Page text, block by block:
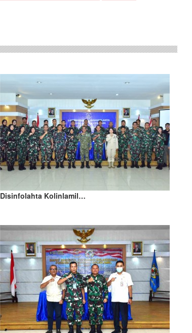
Disinfolahta Kolinlamil…